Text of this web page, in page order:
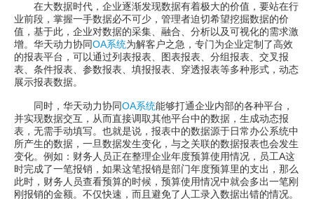
在大数据时代，企业逐渐发现数据有着极大的价值，要站在行
业前段，掌握一手数据必不可少，管理者迫切希望挖掘数据的价
值，基于此，企业对数据的采集、融合、分析以及可视化的需求激
增。华天动力协同OA系统为解客户之急，专门为企业定制了高效
的报表平台，可以通过列表报表、图表报表、分组报表、交叉报
表、条件报表、参数报表、填报报表、穿透报表等多种形式，动态
展示报表数据。
同时，华天动力协同OA系统能够打通企业内部的各种平台，
并实现数据交互，从而直接调取其他平台中的数据，生成动态报
表，无需手动填写。也就是说，报表中的数据源于日常办公系统中
所产生的数据，一旦数据发生变化，与之关联的数据报表也会发生
变化。例如：财务人员正在整理企业年度预算使用情况，员工A这
时完成了一笔报销，如果这笔报销是部门年度预算里的支出，那么
此时，财务人员查看预算的时候，预算使用情况中就会多出一笔刚
刚报销的金额。不仅快速，而且避免了人工录入数据出错的情况。